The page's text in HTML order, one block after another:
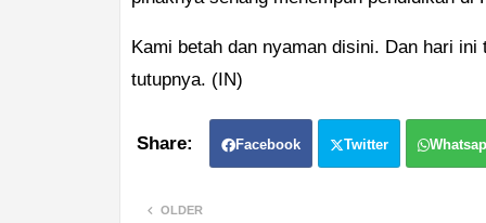
Kami betah dan nyaman disini. Dan hari
tutupnya. (IN)
Facebook Twitter
OLDER